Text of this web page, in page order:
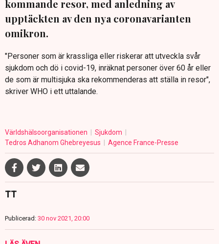
kommande resor, med anledning av
upptäckten av den nya coronavarianten
omikron.
"Personer som är krassliga eller riskerar att utveckla svår
sjukdom och dö i covid-19, inräknat personer över 60 år eller
de som är multisjuka ska rekommenderas att ställa in resor",
skriver WHO i ett uttalande.
Världshälsoorganisationen
Sjukdom
Tedros Adhanom Ghebreyesus
Agence France-Presse
TT
Publicerad: 30 nov 2021, 20:00